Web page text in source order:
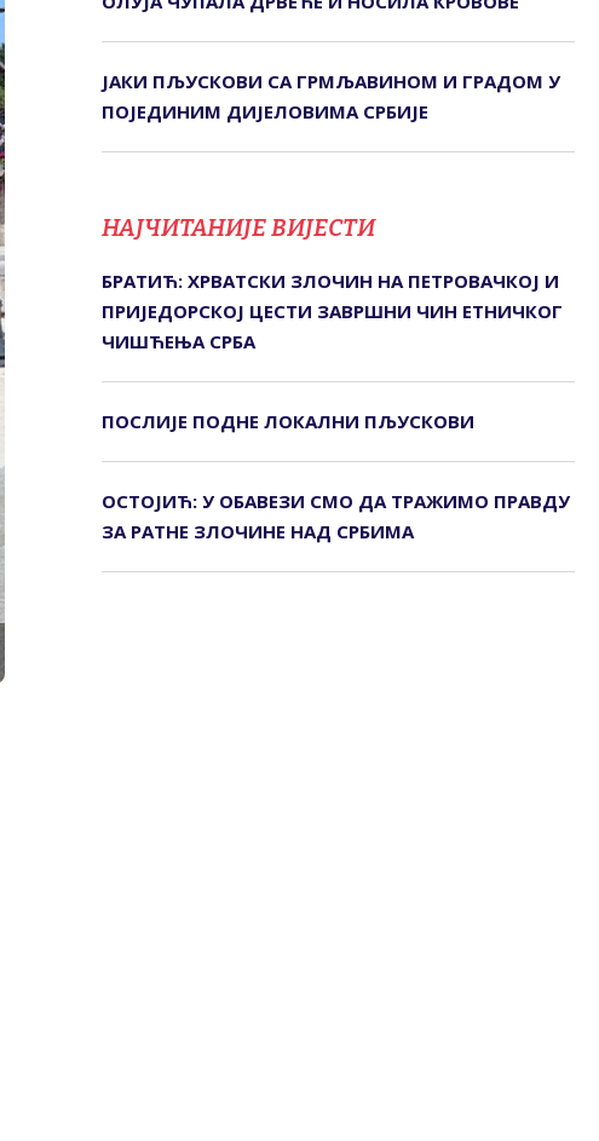
ЈАКИ ПЉУСКОВИ СА ГРМЉАВИНОМ И ГРАДОМ У
ПОЈЕДИНИМ ДИЈЕЛОВИМА СРБИЈЕ
НАЈЧИТАНИЈЕ ВИЈЕСТИ
БРАТИЋ: ХРВАТСКИ ЗЛОЧИН НА ПЕТРОВАЧКОЈ И
ПРИЈЕДОРСКОЈ ЦЕСТИ ЗАВРШНИ ЧИН ЕТНИЧКОГ
ЧИШЋЕЊА СРБА
ПОСЛИЈЕ ПОДНЕ ЛОКАЛНИ ПЉУСКОВИ
ОСТОЈИЋ: У ОБАВЕЗИ СМО ДА ТРАЖИМО ПРАВДУ
ЗА РАТНЕ ЗЛОЧИНЕ НАД СРБИМА